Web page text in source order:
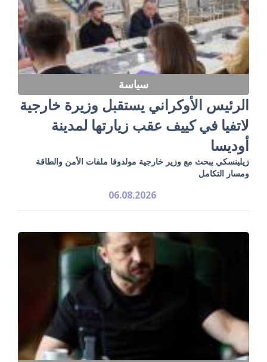
سياسة
الرئيس الأوكراني يستقبل وزيرة خارجية
لاتفيا في كييف عقب زيارتها لمدينة
أوديسا
زيلينسكي يبحث مع وزير خارجية مولدوفا ملفات الأمن والطاقة
ومسار التكامل
06.08.2026